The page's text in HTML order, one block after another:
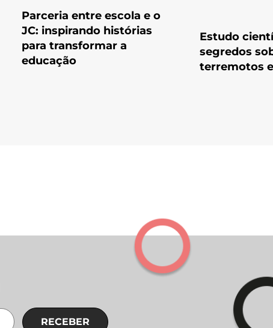
Parceria entre escola e o
JC: inspirando histórias
para transformar a
educação
Estudo
segredos
terremotos
RECEBER